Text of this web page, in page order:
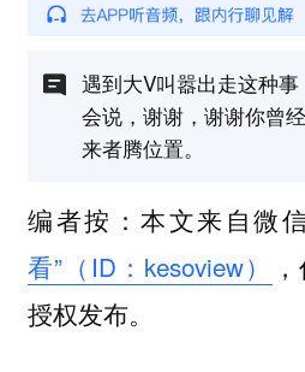
遇到大V叫嚣出走这种
会说，谢谢，谢谢你曾
来者腾位置。
编者按：本文来自微
看”（ID：kesoview）
授权发布。